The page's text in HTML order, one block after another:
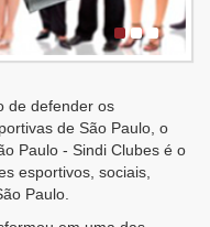
de defender os
de São Paulo, o
Paulo - Sindi Clubes é o
esportivos, sociais,
Paulo.